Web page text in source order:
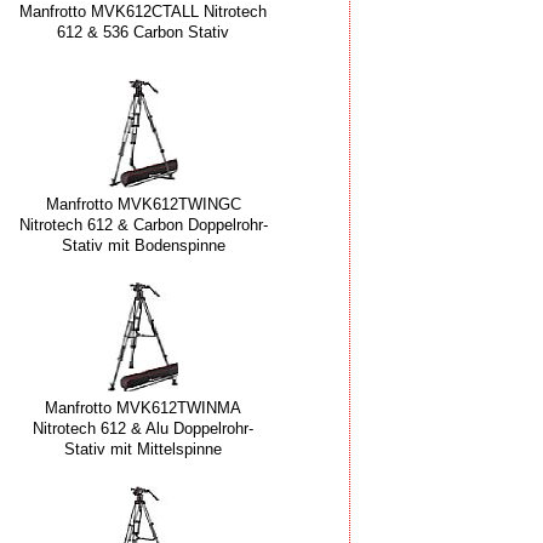
Manfrotto MVK612CTALL Nitrotech
612 & 536 Carbon Stativ
Manfrotto MVK612TWINGC
Nitrotech 612 & Carbon Doppelrohr-
Stativ mit Bodenspinne
Manfrotto MVK612TWINMA
Nitrotech 612 & Alu Doppelrohr-
Stativ mit Mittelspinne